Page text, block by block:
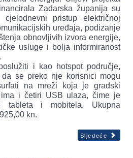
Zadarska županija su
cjelodnevni pristup električnoj
uređaja, podizanje
obnovljivih izvora energije,
usluge i bolja informiranost
i kao hotspot područje,
se preko nje korisnici mogu
na mreži koja je gradski
ima i četiri USB ulaza, čime je
tableta i mobitela. Ukupna
kn.
Sljedeće